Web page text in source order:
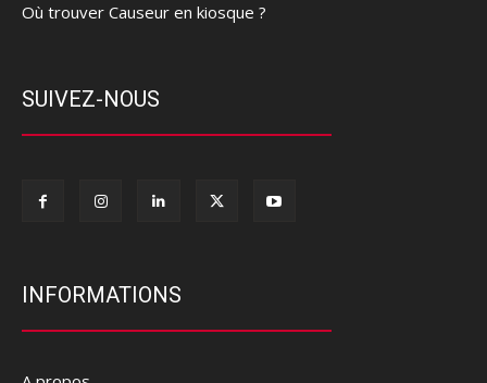
Où trouver Causeur en kiosque ?
SUIVEZ-NOUS
INFORMATIONS